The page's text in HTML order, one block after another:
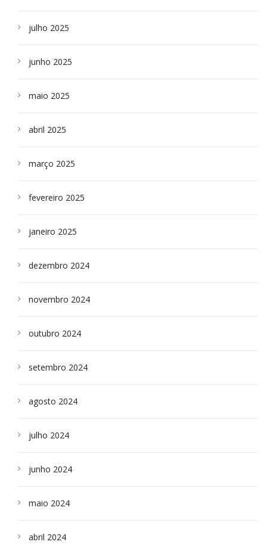
julho 2025
junho 2025
maio 2025
abril 2025
março 2025
fevereiro 2025
janeiro 2025
dezembro 2024
novembro 2024
outubro 2024
setembro 2024
agosto 2024
julho 2024
junho 2024
maio 2024
abril 2024